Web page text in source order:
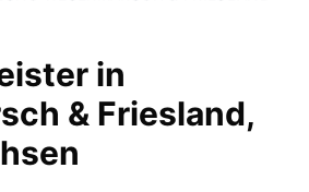
in
& Friesland,